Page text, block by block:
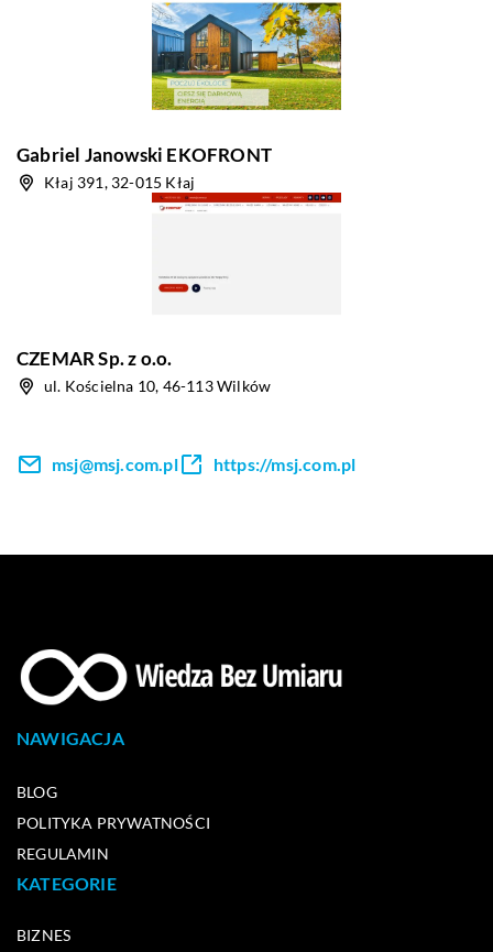
Gabriel Janowski EKOFRONT
Kłaj 391, 32-015 Kłaj
CZEMAR Sp. z o.o.
ul. Kościelna 10, 46-113 Wilków
msj@msj.com.pl https://msj.com.pl
NAWIGACJA
BLOG
POLITYKA PRYWATNOŚCI
REGULAMIN
KATEGORIE
BIZNES